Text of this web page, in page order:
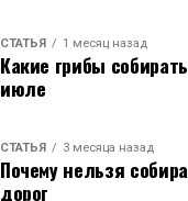
СТАТЬЯ 1 месяц назад
Какие грибы
июле
СТАТЬЯ 3 месяца назад
Почему нельзя
дорог